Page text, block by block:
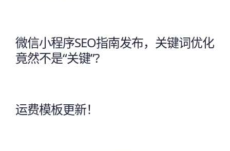
微信小程序SEO指南发布，关键词优化
竟然不是“关键”?
运费模板更新！